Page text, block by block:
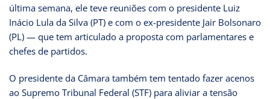
última semana, ele teve reuniões com o presidente Luiz
Inácio Lula da Silva (PT) e com o ex-presidente Jair Bolsonaro
(PL) — que tem articulado a proposta com parlamentares e
chefes de partidos.
O presidente da Câmara também tem tentado fazer acenos
ao Supremo Tribunal Federal (STF) para aliviar a tensão